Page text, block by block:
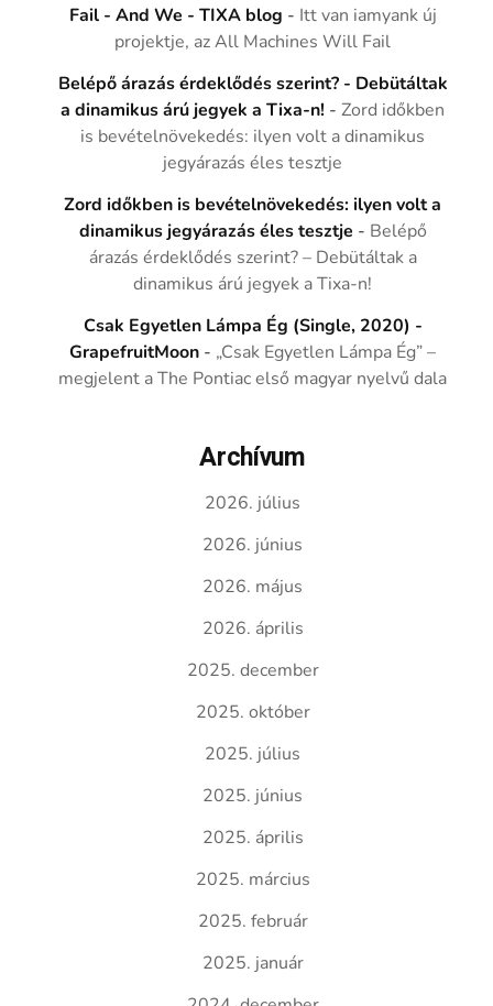
Fail - And We - TIXA blog - Itt van iamyank új
projektje, az All Machines Will Fail
Belépő árazás érdeklődés szerint? - Debütáltak
a dinamikus árú jegyek a Tixa-n! -Zord időkben
is bevételnövekedés: ilyen volt a dinamikus
jegyárazás éles tesztje
Zord időkben is bevételnövekedés: ilyen volt a
dinamikus jegyárazás éles tesztje - Belépő
árazás érdeklődés szerint? – Debütáltak a
dinamikus árú jegyek a Tixa-n!
Csak Egyetlen Lámpa Ég (Single, 2020) -
GrapefruitMoon - „Csak Egyetlen Lámpa Ég” –
megjelent a The Pontiac első magyar nyelvű dala
Archívum
2026. július
2026. június
2026. május
2026. április
2025. december
2025. október
2025. július
2025. június
2025. április
2025. március
2025. február
2025. január